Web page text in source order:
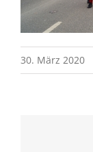
30. März 2020